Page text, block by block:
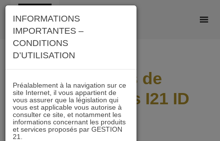
Skip
content
Scénarios de
performances I21 ID
2502
INFORMATIONS
IMPORTANTES –
CONDITIONS
D’UTILISATION
Préalablement à la navigation sur ce
site Internet, il vous appartient de
vous assurer que la législation qui
vous est applicable vous autorise à
consulter ce site, et notamment les
informations concernant les produits
et services proposés par GESTION
21.